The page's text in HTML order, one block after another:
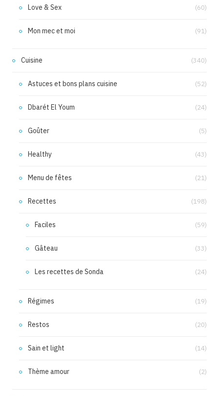
Love & Sex (60)
Mon mec et moi (91)
Cuisine (340)
Astuces et bons plans cuisine (52)
Dbarét El Youm (24)
Goûter (5)
Healthy (43)
Menu de fêtes (21)
Recettes (198)
Faciles (59)
Gâteau (33)
Les recettes de Sonda (24)
Régimes (19)
Restos (20)
Sain et light (14)
Thème amour (2)